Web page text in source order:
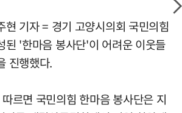
현 기자 = 경기 고양시의회 국민의힘
된 '한마음 봉사단'이 어려운 이웃들
진행했다.
르면 국민의힘 한마음 봉사단은 지